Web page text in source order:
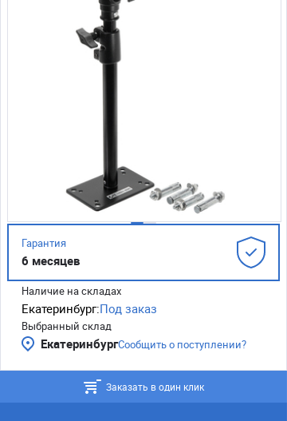
Гарантия
6 месяцев
Наличие на складах
Екатеринбург:Под заказ
Выбранный склад
ЕкатеринбургСообщить о поступлении?
Заказать в один клик